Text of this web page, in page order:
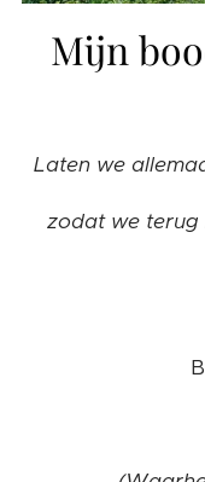
Mijn
Laten we
zodat we terug